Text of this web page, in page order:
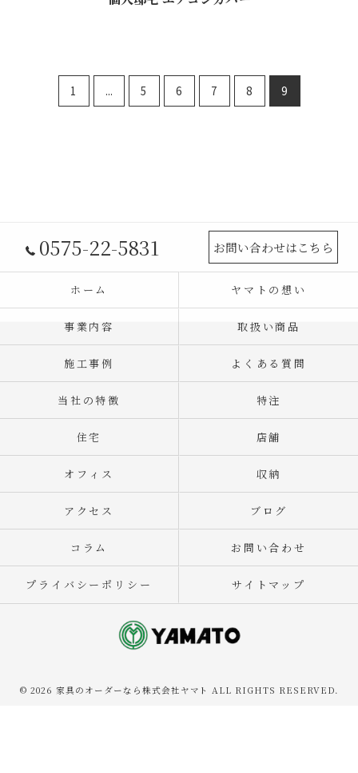
1 ... 5 6 7 8 9
0575-22-5831 お問い合わせはこちら
ホーム ヤマトの想い
事業内容 取扱い商品
施工事例 よくある質問
当社の特徴 特注
住宅 店舗
オフィス 収納
アクセス ブログ
コラム お問い合わせ
プライバシーポリシー サイトマップ
© 2026 家具のオーダーなら株式会社ヤマト ALL RIGHTS RESERVED.